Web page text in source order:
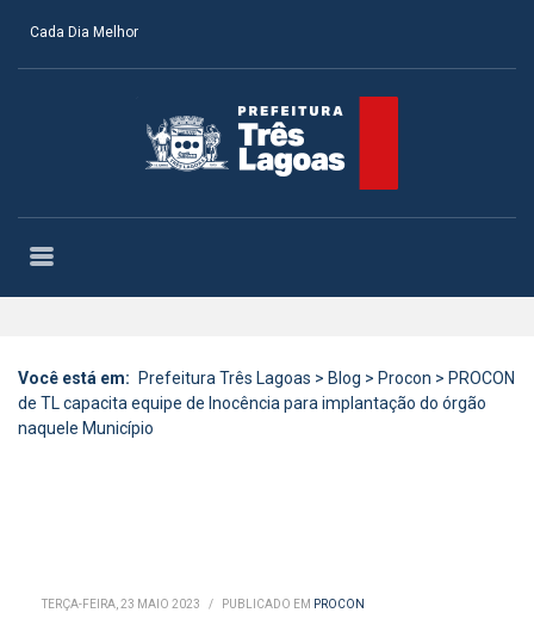
Cada Dia Melhor
Você está em: Prefeitura Três Lagoas > Blog > Procon > PROCON
de TL capacita equipe de Inocência para implantação do órgão
naquele Município
TERÇA-FEIRA, 23 MAIO 2023 / PUBLICADO EM PROCON